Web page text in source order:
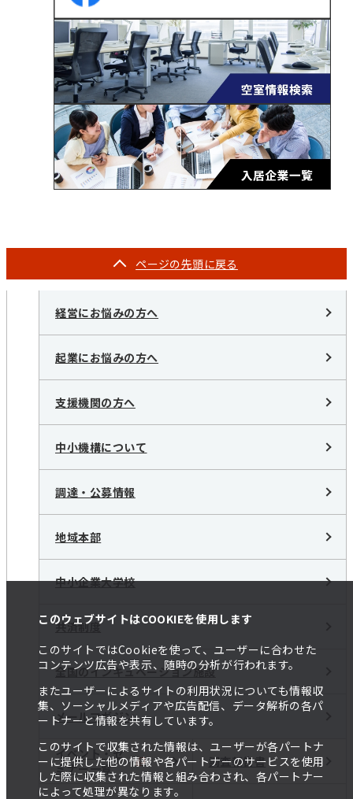
このウェブサイトはCOOKIEを使用します
このサイトではCookieを使って、ユーザーに合わせた
コンテンツ広告や表示、随時の分析が行われます。
またユーザーによるサイトの利用状況についても情報収
集、ソーシャルメディアや広告配信、データ解析の各パ
ートナーと情報を共有しています。
このサイトで収集された情報は、ユーザーが各パートナ
ーに提供した他の情報や各パートナーのサービスを使用
した際に収集された情報と組み合わされ、各パートナー
によって処理が異なります。
ページの先頭に戻る
経営にお悩みの方へ
起業にお悩みの方へ
支援機関の方へ
中小機構について
調達・公募情報
地域本部
中小企業大学校
共済制度
全国のインキュベーション施設
メールマガジン
イベント・セ
ミナー一覧
調査報告書